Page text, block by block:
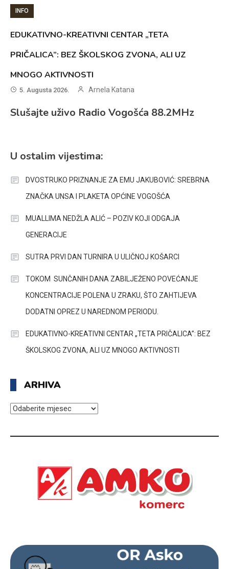
INFO
EDUKATIVNO-KREATIVNI CENTAR „TETA
PRIČALICA”: BEZ ŠKOLSKOG ZVONA, ALI UZ
MNOGO AKTIVNOSTI
5. Augusta 2026. Arnela Katana
Slušajte uživo Radio Vogošća 88.2MHz
U ostalim vijestima:
DVOSTRUKO PRIZNANJE ZA EMU JAKUBOVIĆ: SREBRNA
ZNAČKA UNSA I PLAKETA OPĆINE VOGOŠĆA
MUALLIMA NEDŽLA ALIĆ – POZIV KOJI ODGAJA
GENERACIJE
SUTRA PRVI DAN TURNIRA U ULIČNOJ KOŠARCI
TOKOM SUNČANIH DANA ZABILJEŽENO POVEĆANJE
KONCENTRACIJE POLENA U ZRAKU, ŠTO ZAHTIJEVA
DODATNI OPREZ U NAREDNOM PERIODU.
EDUKATIVNO-KREATIVNI CENTAR „TETA PRIČALICA”: BEZ
ŠKOLSKOG ZVONA, ALI UZ MNOGO AKTIVNOSTI
ARHIVA
ARHIVA